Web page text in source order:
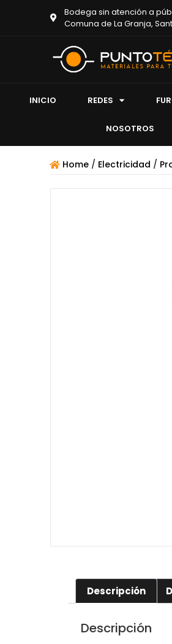
Bodega sin atención a
Comuna de La Granja,
INICIO REDES
NOSOTROS
Home / Electricidad /
Descripción
Descripción